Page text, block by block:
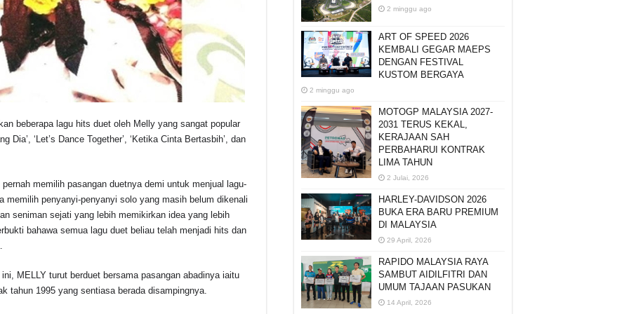
beberapa lagu hits duet oleh Melly yang sangat popular
Dia’, ‘Let’s Dance Together’, ‘Ketika Cinta Bertasbih’, dan
memilih pasangan duetnya demi untuk menjual lagu-
memilih penyanyi-penyanyi solo yang masih belum dikenali
seniman sejati yang lebih memikirkan idea yang lebih
bahawa semua lagu duet beliau telah menjadi hits dan
MELLY turut berduet bersama pasangan abadinya iaitu
tahun 1995 yang sentiasa berada disampingnya.
2 minggu ago
ART OF SPEED 2026
KEMBALI GEGAR MAEPS
DENGAN FESTIVAL
KUSTOM BERGAYA
2 minggu ago
MOTOGP MALAYSIA 2027-
2031 TERUS KEKAL,
KERAJAAN SAH
PERBAHARUI KONTRAK
LIMA TAHUN
2 Julai, 2026
HARLEY-DAVIDSON 2026
BUKA ERA BARU PREMIUM
DI MALAYSIA
29 April, 2026
RAPIDO MALAYSIA RAYA
SAMBUT AIDILFITRI DAN
UMUM TAJAAN PASUKAN
14 April, 2026